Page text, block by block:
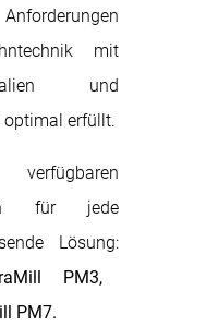
mit
und
optimal erfüllt.
für jede
Lösung:
PM3,
PM7.